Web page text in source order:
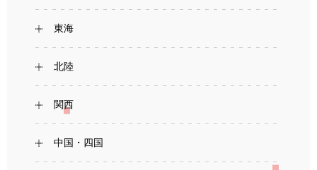
東海
北陸
関西
中国・四国